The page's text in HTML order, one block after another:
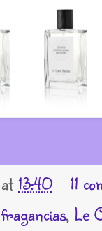
at 13:40
11
fragancias, Le